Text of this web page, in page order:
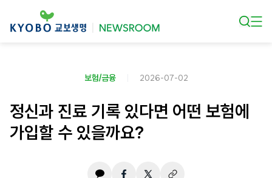
보험/금융 2026-07-02
정신과 진료 기록 있다면 어떤 보험에
가입할 수 있을까요?